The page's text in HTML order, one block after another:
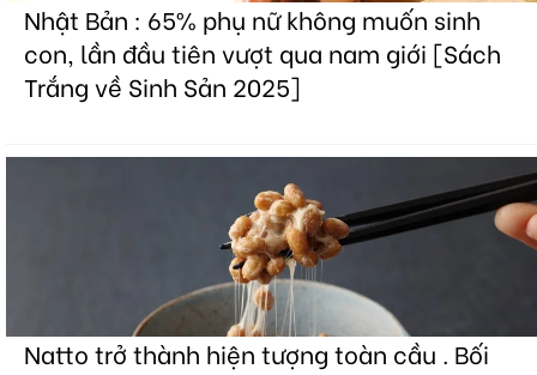
Nhật Bản : 65% phụ nữ không muốn sinh
con, lần đầu tiên vượt qua nam giới [Sách
Trắng về Sinh Sản 2025]
Natto trở thành hiện tượng toàn cầu . Bối